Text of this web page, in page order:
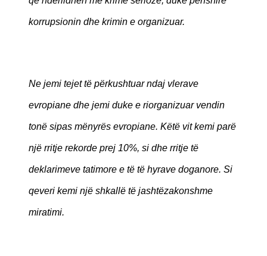
korrupsionin dhe krimin e organizuar.
Ne jemi tejet të përkushtuar ndaj vlerave
evropiane dhe jemi duke e riorganizuar vendin
tonë sipas mënyrës evropiane. Këtë vit kemi parë
një rritje rekorde prej 10%, si dhe rritje të
deklarimeve tatimore e të të hyrave doganore. Si
qeveri kemi një shkallë të jashtëzakonshme
miratimi.